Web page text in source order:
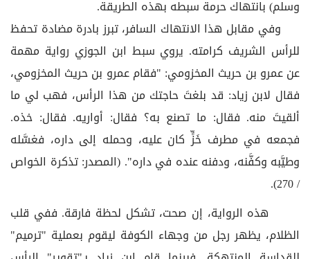
وسلم) بانتهاك حرمة سبطه بهذه الطريقة.
وفي مقابل هذا الانتهاك السافر، تبرز بادرة مضادة تحفظ
للرأس الشريف كرامته. يروي سبط ابن الجوزي رواية مهمة
عن عمرو بن حريث المخزومي: "فقام عمرو بن حريث المخزومي،
فقال لابن زياد: قد بلغتَ حاجتك من هذا الرأس، فهب لي ما
ألقيتَ منه. فقال: ما تصنع به؟ فقال: أواريه. فقال: خذه.
فجمعه في مطرف خَزٍّ كان عليه، وحمله إلى داره، فغسَّله
وطيَّبه وكفَّنه، ودفنه عنده في داره". (المصدر: تذكرة الخواص
/ 270).
هذه الرواية، إن صحت، تشكل لحظة فارقة. ففي قلب
الظلام، يظهر رجل من وجهاء الكوفة ليقوم بعملية "ترميم"